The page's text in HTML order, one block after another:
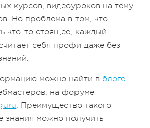
курсов, видеоуроков на тему
Но проблема в том, что
что-то стоящее, каждый
себя профи даже без
можно найти в блоге
на форуме
. Преимущество такого
знания можно получить